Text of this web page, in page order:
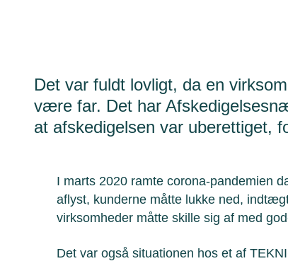
Det var fuldt lovligt, da en
være far. Det har
at afskedigelsen var uberettiget,
I marts 2020 ramte corona-pandemien
aflyst, kunderne måtte lukke ned,
virksomheder måtte skille sig af med
Det var også situationen hos et af